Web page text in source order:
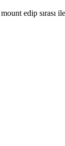
edip sırası ile